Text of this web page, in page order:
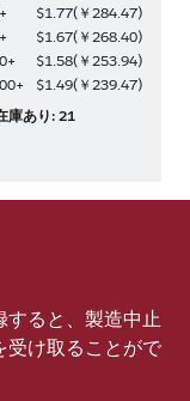
$1.77(￥284.47)
$1.67(￥268.40)
$1.58(￥253.94)
$1.49(￥239.47)
庫あり: 21
すると、製造中止
受け取ることがで